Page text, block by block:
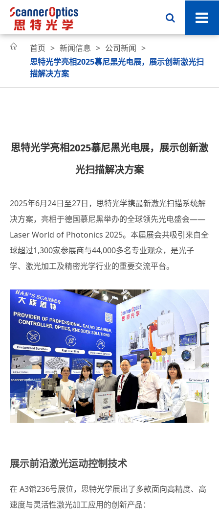
 首页 新闻信息
公司新闻
思特光学亮相2025慕尼黑光电展，展示创新激光扫
描解决方案
思特光学亮相2025慕尼黑光电展，展示创新激
光扫描解决方案
2025年6月24日至27日，思特光学携最新激光扫描系统解
决方案，亮相于德国慕尼黑举办的全球领先光电盛会——
Laser World of Photonics 2025。本届展会共吸引来自全
球超过1,300家参展商与44,000多名专业观众，是光子
学、激光加工及精密光学行业的重要交流平台。
展示前沿激光运动控制技术
在 A3馆236号展位，思特光学展出了多款面向高精度、高
速度与灵活性激光加工应用的创新产品：